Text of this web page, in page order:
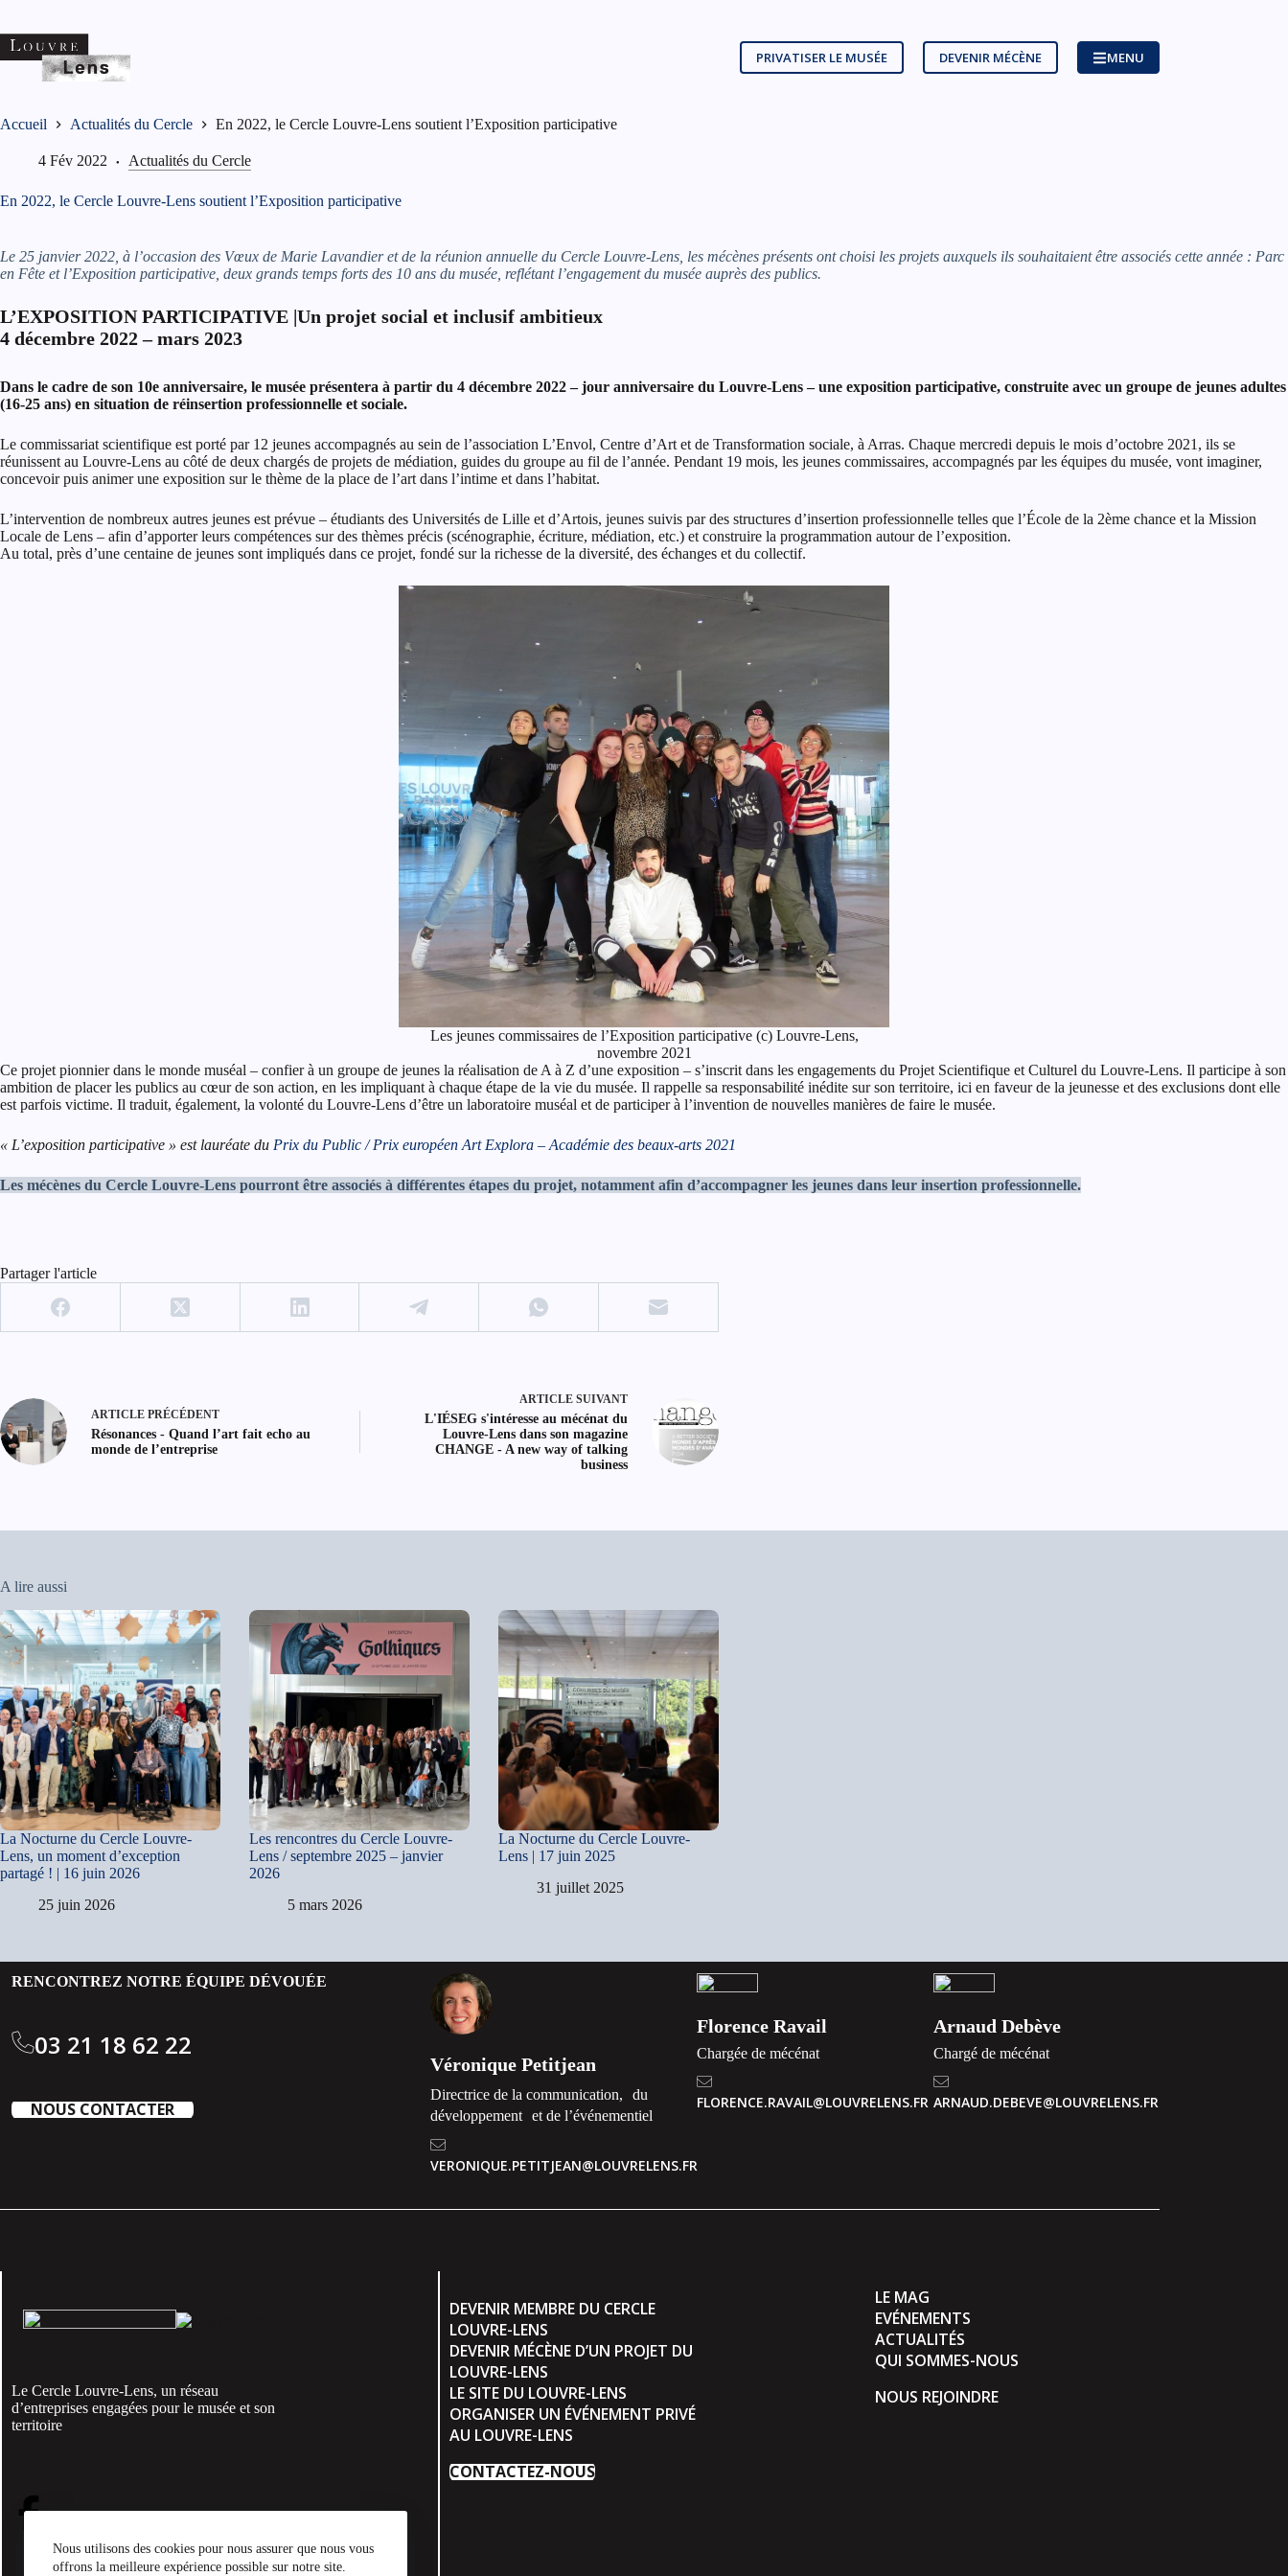
contenu
Nous utilisons des cookies pour nous assurer que nous vous
offrons la meilleure expérience possible sur notre site.
PRIVATISER LE MUSÉE DEVENIR MÉCÈNE MENU
Accueil Actualités du Cercle En 2022, le Cercle Louvre-Lens soutient l’Exposition participative
4 Fév 2022 Actualités du Cercle
En 2022, le Cercle Louvre-Lens soutient l’Exposition participative
Le 25 janvier 2022, à l’occasion des Vœux de Marie Lavandier et de la réunion annuelle du Cercle Louvre-Lens, les mécènes présents ont choisi les projets auxquels ils souhaitaient être associés cette année : Parc
en Fête et l’Exposition participative, deux grands temps forts des 10 ans du musée, reflétant l’engagement du musée auprès des publics.
L’EXPOSITION PARTICIPATIVE |Un projet social et inclusif ambitieux
4 décembre 2022 – mars 2023
Dans le cadre de son 10e anniversaire, le musée présentera à partir du 4 décembre 2022 – jour anniversaire du Louvre-Lens – une exposition participative, construite avec un groupe de jeunes adultes
(16-25 ans) en situation de réinsertion professionnelle et sociale.
Le commissariat scientifique est porté par 12 jeunes accompagnés au sein de l’association L’Envol, Centre d’Art et de Transformation sociale, à Arras. Chaque mercredi depuis le mois d’octobre 2021, ils se
réunissent au Louvre-Lens au côté de deux chargés de projets de médiation, guides du groupe au fil de l’année. Pendant 19 mois, les jeunes commissaires, accompagnés par les équipes du musée, vont imaginer,
concevoir puis animer une exposition sur le thème de la place de l’art dans l’intime et dans l’habitat.
L’intervention de nombreux autres jeunes est prévue – étudiants des Universités de Lille et d’Artois, jeunes suivis par des structures d’insertion professionnelle telles que l’École de la 2ème chance et la Mission
Locale de Lens – afin d’apporter leurs compétences sur des thèmes précis (scénographie, écriture, médiation, etc.) et construire la programmation autour de l’exposition.
Au total, près d’une centaine de jeunes sont impliqués dans ce projet, fondé sur la richesse de la diversité, des échanges et du collectif.
Les jeunes commissaires de l’Exposition participative (c) Louvre-Lens,
novembre 2021
Ce projet pionnier dans le monde muséal – confier à un groupe de jeunes la réalisation de A à Z d’une exposition – s’inscrit dans les engagements du Projet Scientifique et Culturel du Louvre-Lens. Il participe à son
ambition de placer les publics au cœur de son action, en les impliquant à chaque étape de la vie du musée. Il rappelle sa responsabilité inédite sur son territoire, ici en faveur de la jeunesse et des exclusions dont elle
est parfois victime. Il traduit, également, la volonté du Louvre-Lens d’être un laboratoire muséal et de participer à l’invention de nouvelles manières de faire le musée.
« L’exposition participative » est lauréate du Prix du Public / Prix européen Art Explora – Académie des beaux-arts 2021
Les mécènes du Cercle Louvre-Lens pourront être associés à différentes étapes du projet, notamment afin d’accompagner les jeunes dans leur insertion professionnelle.
Partager l'article
ARTICLE PRÉCÉDENT
Résonances - Quand l’art fait echo au
monde de l’entreprise
ARTICLE SUIVANT
L'IÉSEG s'intéresse au mécénat du
Louvre-Lens dans son magazine
CHANGE - A new way of talking
business
A lire aussi
La Nocturne du Cercle Louvre-
Lens, un moment d’exception
partagé ! | 16 juin 2026
25 juin 2026
Les rencontres du Cercle Louvre-
Lens / septembre 2025 – janvier
2026
5 mars 2026
La Nocturne du Cercle Louvre-
Lens | 17 juin 2025
31 juillet 2025
RENCONTREZ NOTRE ÉQUIPE DÉVOUÉE
03 21 18 62 22
NOUS CONTACTER
Véronique Petitjean
Directrice de la communication, du
développement et de l’événementiel
VERONIQUE.PETITJEAN@LOUVRELENS.FR
Florence Ravail
Chargée de mécénat
FLORENCE.RAVAIL@LOUVRELENS.FR
Arnaud Debève
Chargé de mécénat
ARNAUD.DEBEVE@LOUVRELENS.FR
Le Cercle Louvre-Lens, un réseau
d’entreprises engagées pour le musée et son
territoire
DEVENIR MEMBRE DU CERCLE
LOUVRE-LENS
DEVENIR MÉCÈNE D’UN PROJET DU
LOUVRE-LENS
LE SITE DU LOUVRE-LENS
ORGANISER UN ÉVÉNEMENT PRIVÉ
AU LOUVRE-LENS
CONTACTEZ-NOUS
LE MAG
EVÉNEMENTS
ACTUALITÉS
QUI SOMMES-NOUS
NOUS REJOINDRE